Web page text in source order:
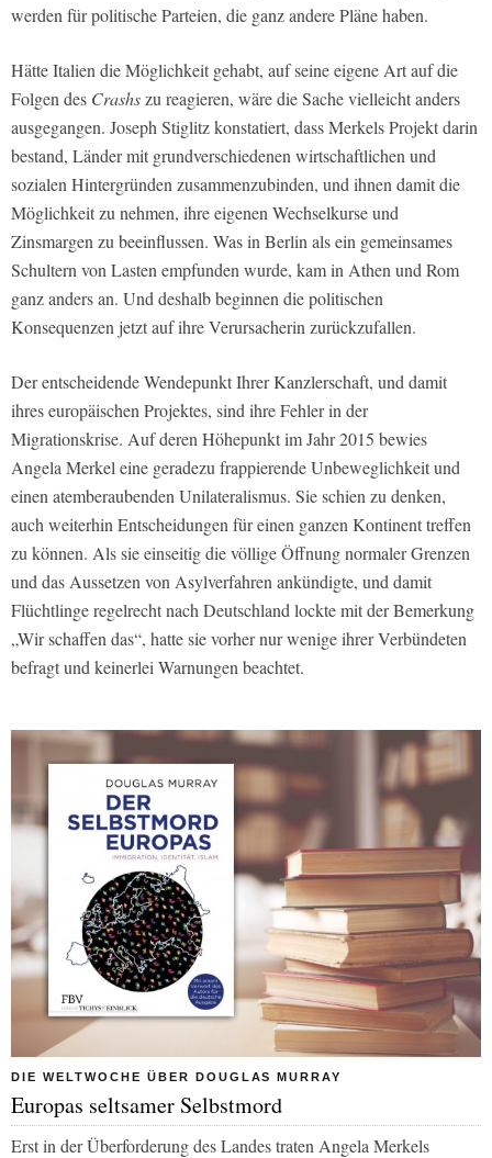
werden für politische Parteien, die ganz andere Pläne haben.
Hätte Italien die Möglichkeit gehabt, auf seine eigene Art auf die
Folgen des Crashszu reagieren, wäre die Sache vielleicht anders
ausgegangen. Joseph Stiglitz konstatiert, dass Merkels Projekt darin
bestand, Länder mit grundverschiedenen wirtschaftlichen und
sozialen Hintergründen zusammenzubinden, und ihnen damit die
Möglichkeit zu nehmen, ihre eigenen Wechselkurse und
Zinsmargen zu beeinflussen. Was in Berlin als ein gemeinsames
Schultern von Lasten empfunden wurde, kam in Athen und Rom
ganz anders an. Und deshalb beginnen die politischen
Konsequenzen jetzt auf ihre Verursacherin zurückzufallen.
Der entscheidende Wendepunkt Ihrer Kanzlerschaft, und damit
ihres europäischen Projektes, sind ihre Fehler in der
Migrationskrise. Auf deren Höhepunkt im Jahr 2015 bewies
Angela Merkel eine geradezu frappierende Unbeweglichkeit und
einen atemberaubenden Unilateralismus. Sie schien zu denken,
auch weiterhin Entscheidungen für einen ganzen Kontinent treffen
zu können. Als sie einseitig die völlige Öffnung normaler Grenzen
und das Aussetzen von Asylverfahren ankündigte, und damit
Flüchtlinge regelrecht nach Deutschland lockte mit der Bemerkung
„Wir schaffen das“, hatte sie vorher nur wenige ihrer Verbündeten
befragt und keinerlei Warnungen beachtet.
DIE WELTWOCHE ÜBER DOUGLAS MURRAY
Europas seltsamer Selbstmord
Erst in der Überforderung des Landes traten Angela Merkels